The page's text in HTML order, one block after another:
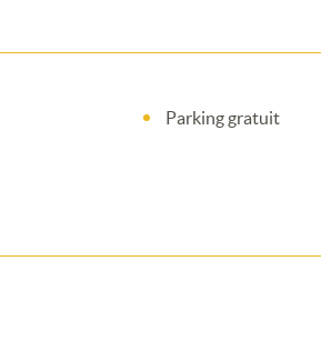
Parking gratuit